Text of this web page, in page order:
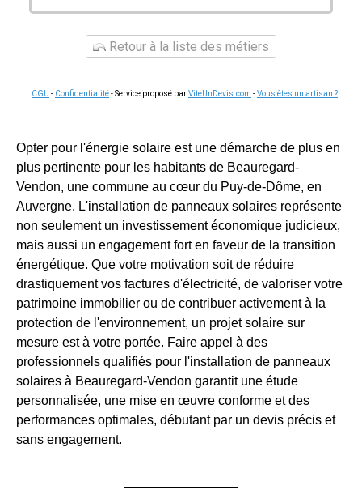
Retour à la liste des métiers
CGU - Confidentialité- Service proposé parViteUnDevis.com -Vous êtes un artisan ?
Opter pour l'énergie solaire est une démarche de plus en
plus pertinente pour les habitants de Beauregard-
Vendon, une commune au cœur du Puy-de-Dôme, en
Auvergne. L'installation de panneaux solaires représente
non seulement un investissement économique judicieux,
mais aussi un engagement fort en faveur de la transition
énergétique. Que votre motivation soit de réduire
drastiquement vos factures d'électricité, de valoriser votre
patrimoine immobilier ou de contribuer activement à la
protection de l'environnement, un projet solaire sur
mesure est à votre portée. Faire appel à des
professionnels qualifiés pour l'installation de panneaux
solaires à Beauregard-Vendon garantit une étude
personnalisée, une mise en œuvre conforme et des
performances optimales, débutant par un devis précis et
sans engagement.